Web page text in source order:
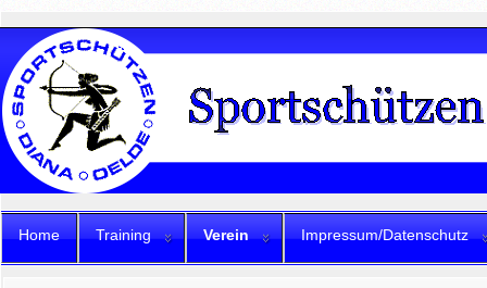
Home Training Verein Impressum/Datenschutz